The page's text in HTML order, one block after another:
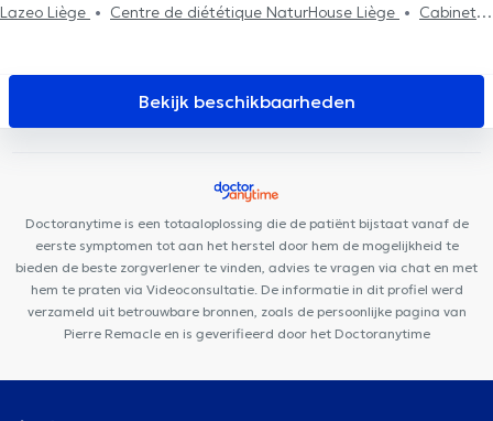
Lazeo Liège
Centre de diététique NaturHouse Liège
Cabinet
Psy Pluriel Liège Cabinet Bronckart
Remacle Neurochirurgie
Clinique Dentaire Saint-Nicolas
des docteurs Michels et Sacré
Centre Médical l'écoute
Cabinet des Drs Feron & El Amraoui
Kin&Perform Fléron
Bekijk beschikbaarheden
Doctoranytime is een totaaloplossing die de patiënt bijstaat vanaf de
eerste symptomen tot aan het herstel door hem de mogelijkheid te
bieden de beste zorgverlener te vinden, advies te vragen via chat en met
hem te praten via Videoconsultatie. De informatie in dit profiel werd
verzameld uit betrouwbare bronnen, zoals de persoonlijke pagina van
Pierre Remacle en is geverifieerd door het Doctoranytime